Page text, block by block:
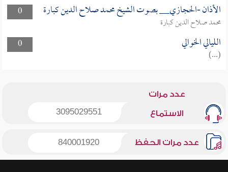
0
الأذان -الحجازي__ بصوت الشيخ محمد صلاح الدين كبارة
محمد صلاح الدين كبارة
0
الليالي الخوالي
(...)
عدد مرات
الاستماع 3095029551
عدد مرات الحفظ 840001920